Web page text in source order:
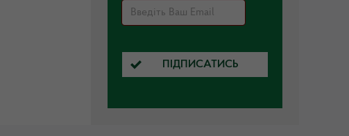
ПІДПИСАТИСЬ